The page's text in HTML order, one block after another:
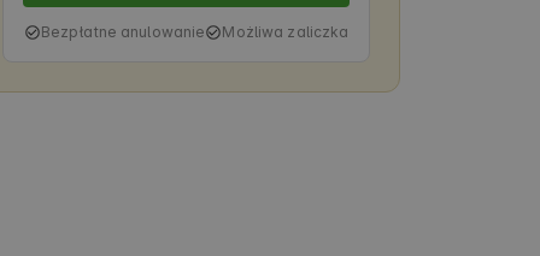
Bezpłatne anulowanie Możliwa zaliczka